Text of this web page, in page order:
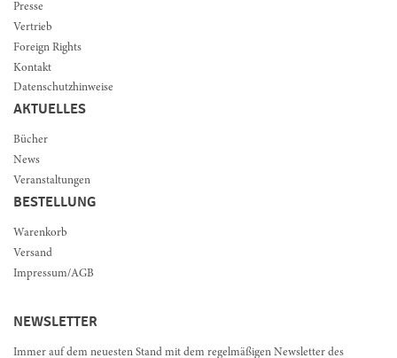
Presse
Vertrieb
Foreign Rights
Kontakt
Datenschutzhinweise
AKTUELLES
Bücher
News
Veranstaltungen
BESTELLUNG
Warenkorb
Versand
Impressum/AGB
NEWSLETTER
Immer auf dem neuesten Stand mit dem regelmäßigen Newsletter des